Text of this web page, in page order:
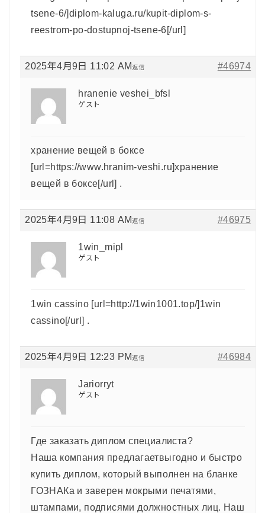
tsene-6/]diplom-kaluga.ru/kupit-diplom-s-
reestrom-po-dostupnoj-tsene-6[/url]
2025年4月9日 11:02 AM #46974
返信
hranenie veshei_bfsl
ゲスト
хранение вещей в боксе
[url=https://www.hranim-veshi.ru]хранение
вещей в боксе[/url] .
2025年4月9日 11:08 AM #46975
返信
1win_mipl
ゲスト
1win cassino [url=http://1win1001.top/]1win
cassino[/url] .
2025年4月9日 12:23 PM #46984
返信
Jariorryt
ゲスト
Где заказать диплом специалиста?
Наша компания предлагаетвыгодно и быстро
купить диплом, который выполнен на бланке
ГОЗНАКа и заверен мокрыми печатями,
штампами, подписями должностных лиц. Наш